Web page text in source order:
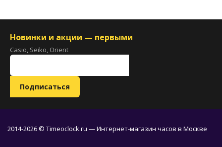
Новинки и акции — первыми
Casio, Seiko, Orient
2014-2026 © Timeoclock.ru — Интернет-магазин часов в Москве